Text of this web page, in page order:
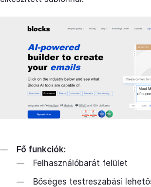
Fő funkciók:
Felhasználóbarát felület
Bőséges testreszabási